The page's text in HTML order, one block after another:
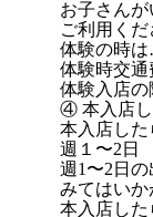
お子さん
ご利用くだ
体験の時
体験時交通
体験入店の
④ 本入店
本入店し
週１〜2日
週1〜2日
みてはいか
本入店し